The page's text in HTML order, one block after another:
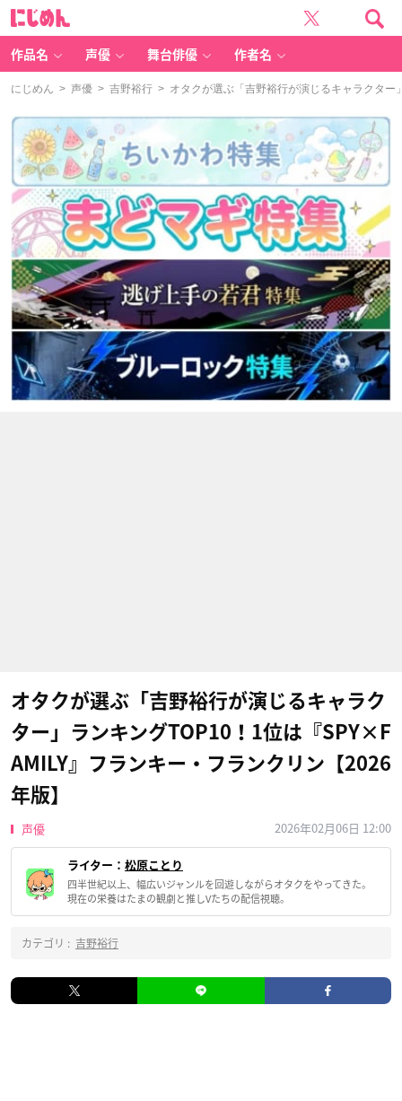
作品名 声優 舞台俳優 作者名
にじめん > 声優 > 吉野裕行 > オタクが選ぶ「吉野裕行が演じるキャラクター
オタクが選ぶ「吉野裕行が演じるキャラク
ター」ランキングTOP10！1位は『SPY×F
AMILY』フランキー・フランクリン【2026
年版】
声優 2026年02月06日 12:00
ライター： 松原ことり
四半世紀以上、幅広いジャンルを回遊しながらオタクをやってきた。
現在の栄養はたまの観劇と推しVたちの配信視聴。
カテゴリ : 吉野裕行